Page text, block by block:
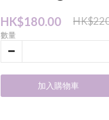
HK$180.00
數量
加入購物車